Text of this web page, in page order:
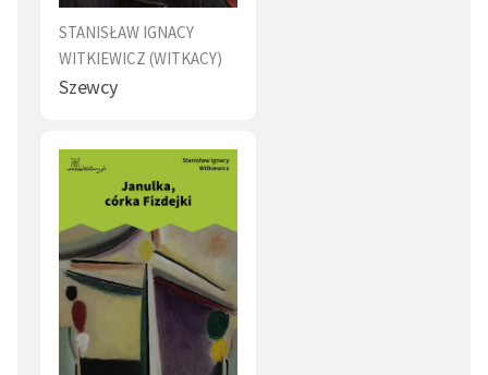
STANISŁAW IGNACY
WITKIEWICZ (WITKACY)
Szewcy